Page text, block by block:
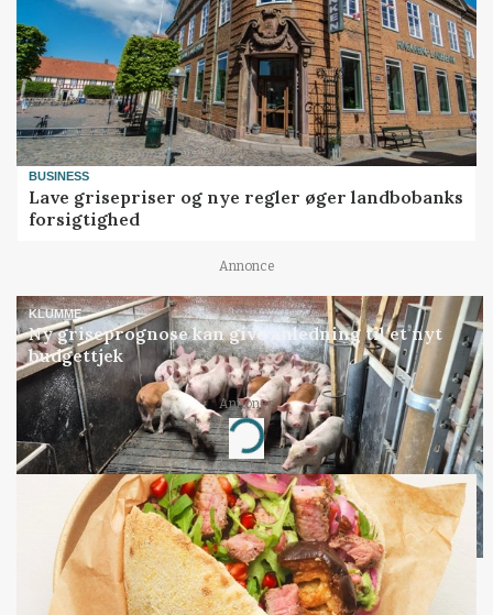
BUSINESS
Lave grisepriser og nye regler øger landbobanks
forsigtighed
Annonce
KLUMME
Ny griseprognose kan give anledning til et nyt
budgettjek
Annonce
Loading...